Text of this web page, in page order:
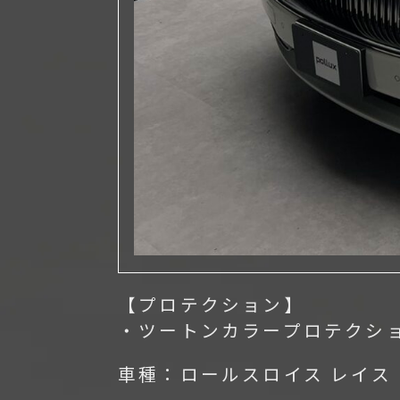
【プロテクション】
・ツートンカラープロテクシ
車種：ロールスロイス レイス